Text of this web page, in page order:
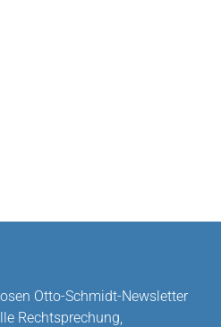
Otto-Schmidt-Newsletter
Rechtsprechung,